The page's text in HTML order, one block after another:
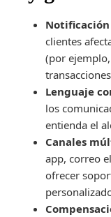
clientes
(por
Lenguaje
los
entienda el
Canales
app, correo
ofrecer